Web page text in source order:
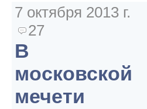
7 октября 2013 г.
27
В
московской
мечети